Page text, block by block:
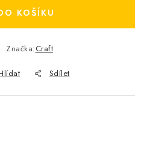
KOŠÍKU
Značka:Craft
Sdílet